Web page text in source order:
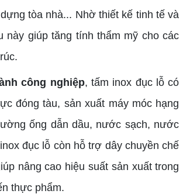
tòa nhà... Nhờ thiết kế tinh tế và
này giúp tăng tính thẩm mỹ cho các
công nghiệp, tấm inox đục lỗ có
đóng tàu, sản xuất máy móc hạng
ống dẫn dầu, nước sạch, nước
đục lỗ còn hỗ trợ dây chuyền chế
nâng cao hiệu suất sản xuất trong
thực phẩm.